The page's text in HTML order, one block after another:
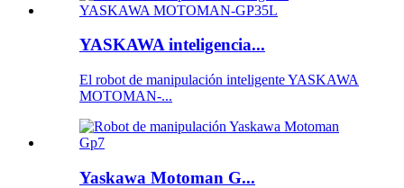
YASKAWA inteligencia...
El robot de manipulación inteligente YASKAWA
MOTOMAN-...
Yaskawa Motoman G...